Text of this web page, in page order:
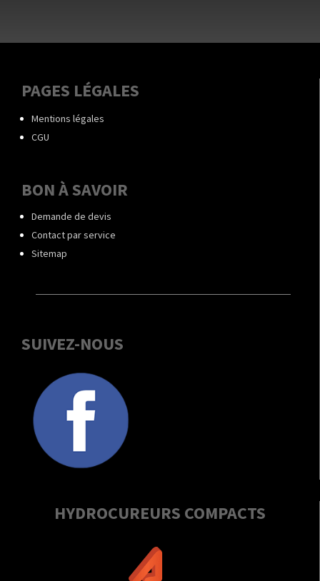
PAGES LÉGALES
Mentions légales
CGU
BON À SAVOIR
Demande de devis
Contact par service
Sitemap
SUIVEZ-NOUS
HYDROCUREURS COMPACTS